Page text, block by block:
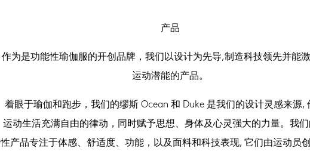
产品
作为是功能性瑜伽服的开创品牌，我们以设计为先导,制造科技领先并能
运动潜能的产品。
着眼于瑜伽和跑步，我们的缪斯 Ocean 和 Duke 是我们的设计灵感来源,
运动生活充满自由的律动，同时赋予思想、身体及心灵强大的力量。我
性产品专注于体感、舒适度、功能，以及面料和科技表现, 它们由运动员